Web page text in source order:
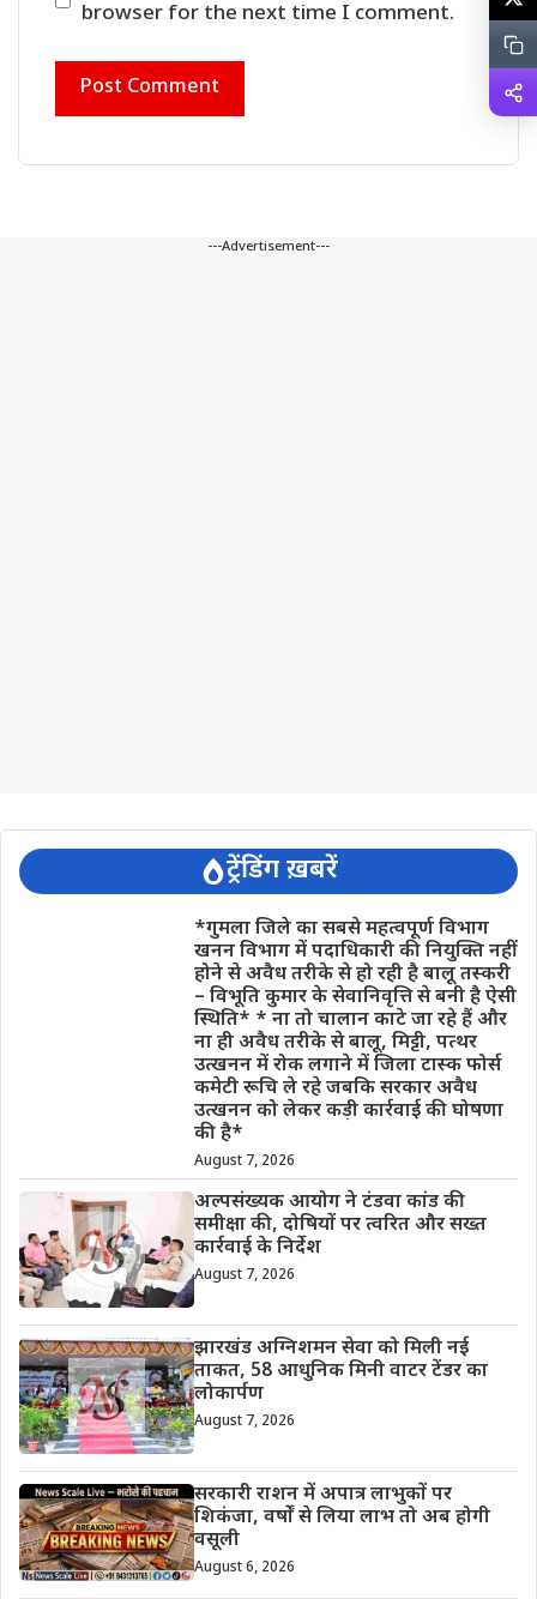
browser for the next time I comment.
---Advertisement---
ट्रेंडिंग ख़बरें
*गुमला जिले का सबसे महत्वपूर्ण विभाग
खनन विभाग में पदाधिकारी की नियुक्ति नहीं
होने से अवैध तरीके से हो रही है बालू तस्करी
– विभूति कुमार के सेवानिवृत्ति से बनी है ऐसी
स्थिति* * ना तो चालान काटे जा रहे हैं और
ना ही अवैध तरीके से बालू, मिट्टी, पत्थर
उत्खनन में रोक लगाने में जिला टास्क फोर्स
कमेटी रूचि ले रहे जबकि सरकार अवैध
उत्खनन को लेकर कड़ी कार्रवाई की घोषणा
की है*
August 7, 2026
अल्पसंख्यक आयोग ने टंडवा कांड की
समीक्षा की, दोषियों पर त्वरित और सख्त
कार्रवाई के निर्देश
August 7, 2026
झारखंड अग्निशमन सेवा को मिली नई
ताकत, 58 आधुनिक मिनी वाटर टेंडर का
लोकार्पण
August 7, 2026
सरकारी राशन में अपात्र लाभुकों पर
शिकंजा, वर्षों से लिया लाभ तो अब होगी
वसूली
August 6, 2026